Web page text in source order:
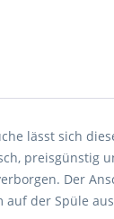
lässt sich
preisgünstig
Der
auf der Spüle